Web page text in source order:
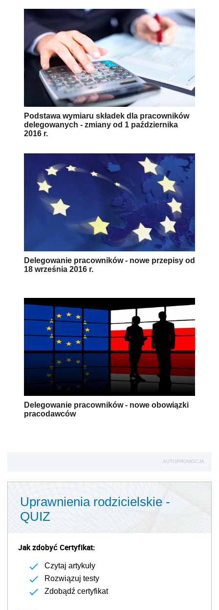
Podstawa wymiaru składek dla pracowników
delegowanych - zmiany od 1 października
2016 r.
Delegowanie pracowników - nowe przepisy od
18 września 2016 r.
Delegowanie pracowników - nowe obowiązki
pracodawców
AUTOPROMOCJA
Uprawnienia rodzicielskie -
QUIZ
Jak zdobyć Certyfikat:
Czytaj artykuły
Rozwiązuj testy
Zdobądź certyfikat